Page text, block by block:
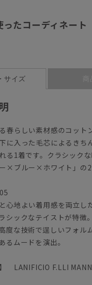
ったコーディネート
サイズ
春らしい素材感のコッ
に入った毛芯によるき
る1着です。クラシック
×ブルー×ホワイト」の2
心地よい着用感を両立し
シックなテイストが特徴
度な技術で逞しいフォ
るムードを演出。
】 LANIFICIO F.LLI